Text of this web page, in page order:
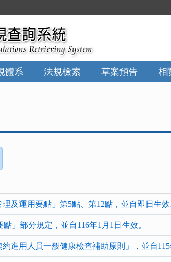
體系 法規檢索 草案預告 相
)
及運用要點」第5點、第12點，並自即日生效
」部分規定，並自116年1月1日生效。
進用人員一般健康檢查補助原則」，並自115